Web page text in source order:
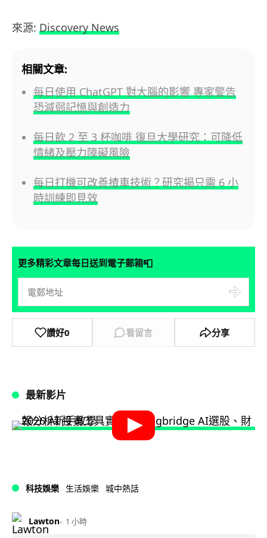
來源: Discovery News
相關文章:
每日使用 ChatGPT 對大腦的影響 專家警告
恐減弱記憶與創造力
每日飲 2 至 3 杯咖啡 復旦大學研究：可降低
情緒及壓力障礙風險
每日打機可改善揸車技術？研究揭只需 6 小
時訓練即見效
更多精彩文章每日送到電子郵箱📮
讚好0 看留言 分享
最新影片
科技娛樂 生活娛樂 城中熱話
Lawton 1 小時